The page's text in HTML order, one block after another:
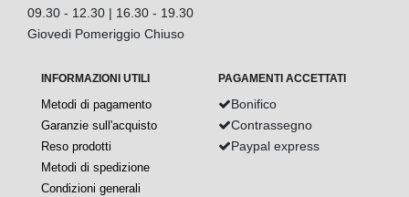
09.30 - 12.30 | 16.30 - 19.30
Giovedi Pomeriggio Chiuso
INFORMAZIONI UTILI
Metodi di pagamento
Garanzie sull'acquisto
Reso prodotti
Metodi di spedizione
Condizioni generali
PAGAMENTI ACCETTATI
Bonifico
Contrassegno
Paypal express